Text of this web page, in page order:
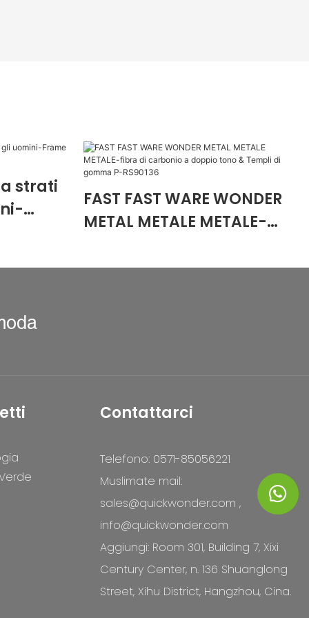
strati
FAST FAST WARE WONDER
METAL METALE METALE-
tono & Templi di gomma
Contattarci
Telefono: 0571-85056221
Muslimate mail:
sales@quickwonder.com ,
info@quickwonder.com
Aggiungi: Room 301, Building 7, Xixi
Century Center, n. 136 Shuanglong
Street, Xihu District, Hangzhou, Cina.